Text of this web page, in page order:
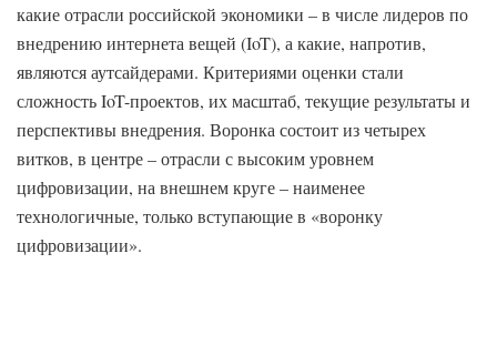
какие отрасли российской экономики – в числе лидеров по
внедрению интернета вещей (IoT), а какие, напротив,
являются аутсайдерами. Критериями оценки стали
сложность IoT-проектов, их масштаб, текущие результаты и
перспективы внедрения. Воронка состоит из четырех
витков, в центре – отрасли с высоким уровнем
цифровизации, на внешнем круге – наименее
технологичные, только вступающие в «воронку
цифровизации».